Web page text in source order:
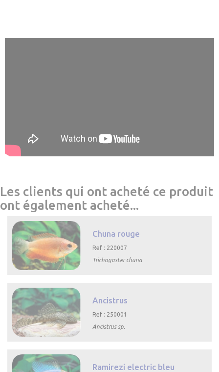
Les clients qui ont acheté ce produit
ont également acheté...
Chuna rouge
Ref : 220007
Trichogaster chuna
Ancistrus
Ref : 250001
Ancistrus sp.
Ramirezi electric bleu